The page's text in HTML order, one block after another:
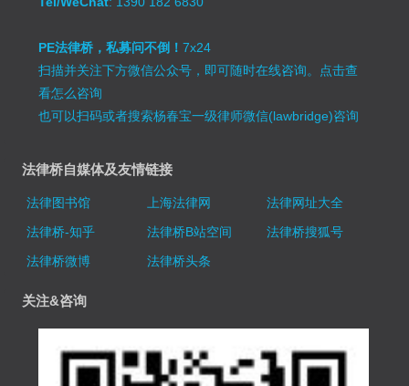
PE法律桥，私募问不倒！7x24
扫描并关注下方微信公众号，即可随时在线咨询。 点击查
看怎么咨询
也可以扫码或者搜索杨春宝一级律师微信(lawbridge)咨询
法律桥自媒体及友情链接
法律图书馆 上海法律网
法律网址大全
法律桥-知乎
法律桥B站空间
法律桥搜狐号
法律桥微博
法律桥头条
关注&咨询